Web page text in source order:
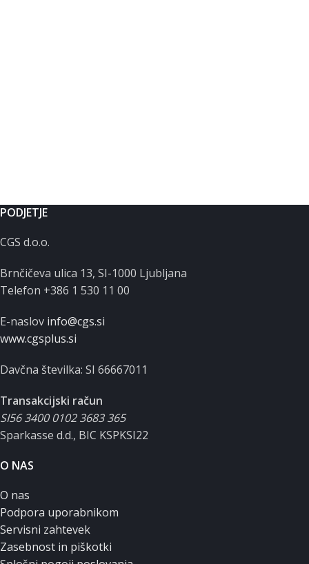
PODJETJE
CGS d.o.o.
Brnčičeva ulica 13, SI-1000 Ljubljana
Telefon +386 1 530 11 00
E-naslov info@cgs.si
www.cgsplus.si
Davčna številka: SI 66667011
Transakcijski račun
SI56 3400 0102 3683 365
Sparkasse d.d., BIC KSPKSI22
O NAS
O nas
Podpora uporabnikom
Servisni zahtevek
Zasebnost in piškotki